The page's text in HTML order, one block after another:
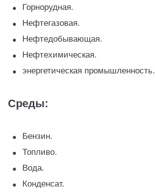
Горнорудная.
Нефтегазовая.
Нефтедобывающая.
Нефтехимическая.
энергетическая промышленность.
Среды:
Бензин.
Топливо.
Вода.
Конденсат.